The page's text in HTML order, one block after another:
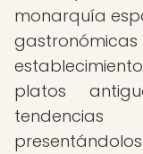
monarquía
platos